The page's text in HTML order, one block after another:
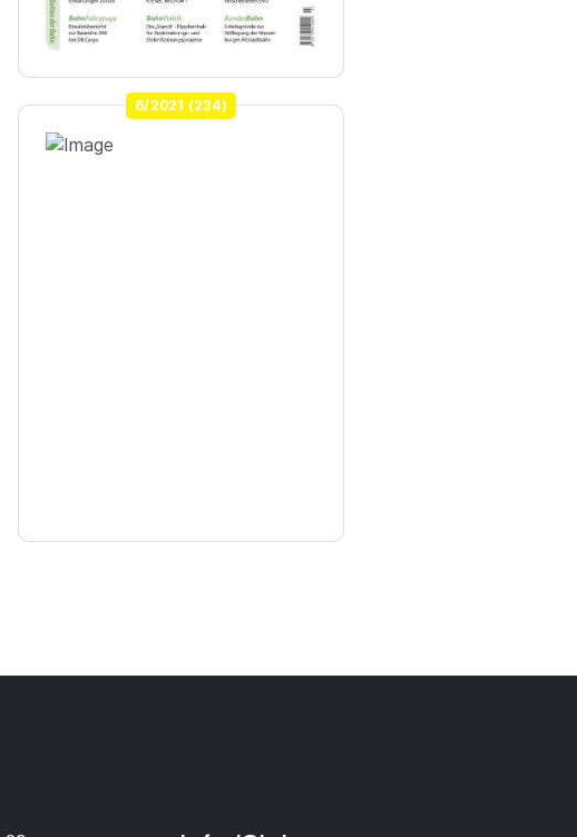
6/2021 (234)